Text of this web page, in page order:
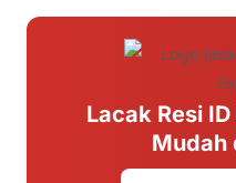
Lacak Resi
Mudah